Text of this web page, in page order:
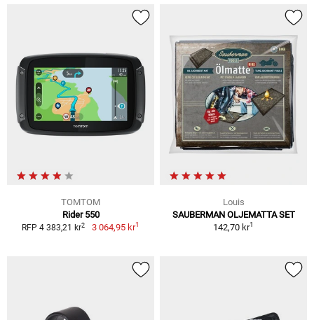
TOMTOM
Rider 550
RFP 4 383,21 kr2 3 064,95 kr1
Louis
SAUBERMAN OLJEMATTA SET
142,70 kr1